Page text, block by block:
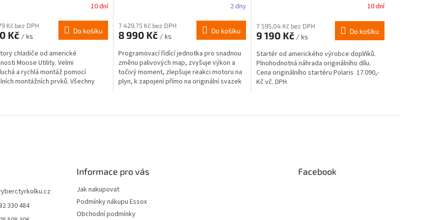
10 dní
Kč bez DPH
Kč / ks
Do košíku
chladiče od americké
Moose Utility. Velmi
a rychlá montáž pomocí
montážních prvků. Všechny
2 dny
7 429,75 Kč bez DPH
8 990 Kč / ks
Do košíku
Programovací řídící jednotka pro snadnou
změnu palivových map, zvyšuje výkon a
točivý moment, zlepšuje reakci motoru na
plyn, k zapojení přímo na originální svazek
10 dní
7 595,04 Kč bez DPH
9 190 Kč / ks
Do košíku
Startér od amerického výrobce doplňků.
Plnohodnotná náhrada originálního dílu.
Cena originálního startéru Polaris 17.090,-
Kč vč. DPH
v
330 484
Informace pro vás
Jak nakupovat
Podmínky nákupu Essox
Obchodní podmínky
Facebook